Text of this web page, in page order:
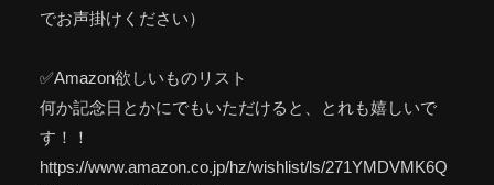
でお声掛けください）
✅Amazon欲しいものリスト
何か記念日とかにでもいただけると、とれも嬉しいで
す！！
https://www.amazon.co.jp/hz/wishlist/ls/271YMDVMK6Q